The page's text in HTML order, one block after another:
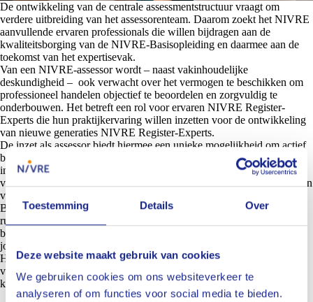
Toestemming Details Over
Deze website maakt gebruik van cookies
We gebruiken cookies om ons websiteverkeer te
analyseren of om functies voor social media te bieden.
De ontwikkeling van de centrale assessmentstructuur vraagt om
verdere uitbreiding van het assessorenteam. Daarom zoekt het NIVRE
aanvullende ervaren professionals die willen bijdragen aan de
kwaliteitsborging van de NIVRE-Basisopleiding en daarmee aan de
toekomst van het expertisevak.
Van een NIVRE-assessor wordt – naast vakinhoudelijke
deskundigheid – ook verwacht over het vermogen te beschikken om
professioneel handelen objectief te beoordelen en zorgvuldig te
onderbouwen. Het betreft een rol voor ervaren NIVRE Register-
Experts die hun praktijkervaring willen inzetten voor de ontwikkeling
van nieuwe generaties NIVRE Register-Experts.
De inzet als assessor biedt hiermee een unieke mogelijkheid om actief
betrokken te blijven bij de doorontwikkeling van het vakgebied,
innovatieve assessmentmethodieken en de verdere professionalisering
van het NIVRE-onderwijsstelsel. Daarnaast worden voor het vervullen
van deze rol 6 PE-punten toegekend.
Bent jij werkzaam binnen de expertisebranche en beschikt jij over
ruime praktijkervaring, analytisch vermogen en affiniteit met
beoordelen en ontwikkelen? Dan nodigen wij jou van harte uit om
jouw interesse kenbaar te maken bij Russell van Suchtelen van de
Haere, opleidingscoördinator van het NIVRE. Samen bouwen wij
verder aan een uniforme, onafhankelijke en toekomstbestendige
kwaliteitsstandaard binnen onze branche.